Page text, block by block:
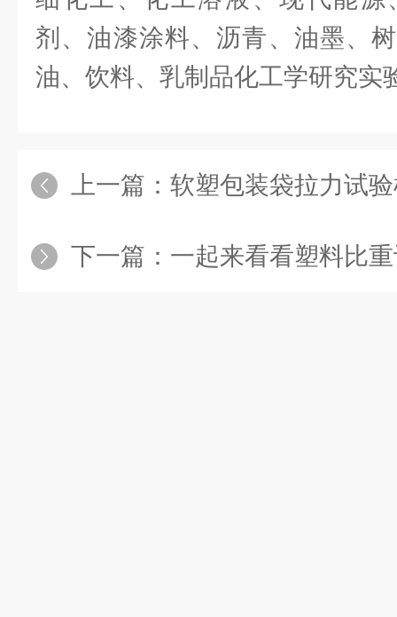
剂、油漆涂料、沥青、油墨、
油、饮料、乳制品化工学研究实
上一篇： 软塑包装袋拉力试
下一篇： 一起来看看塑料比